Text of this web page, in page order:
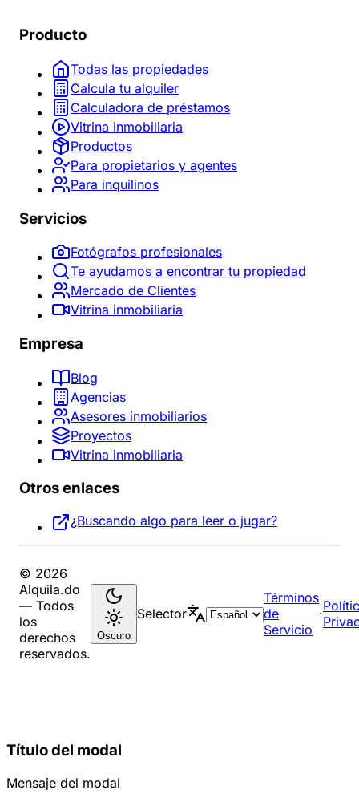
Producto
Todas las propiedades
Calcula tu alquiler
Calculadora de préstamos
Vitrina inmobiliaria
Productos
Para propietarios y agentes
Para inquilinos
Servicios
Fotógrafos profesionales
Te ayudamos a encontrar tu propiedad
Mercado de Clientes
Vitrina inmobiliaria
Empresa
Blog
Agencias
Asesores inmobiliarios
Proyectos
Vitrina inmobiliaria
Otros enlaces
¿Buscando algo para leer o jugar?
© 2026
Alquila.do
— Todos
los
derechos
reservados.
Oscuro
Selector
Términos
de
Servicio
·
Título del modal
Mensaje del modal